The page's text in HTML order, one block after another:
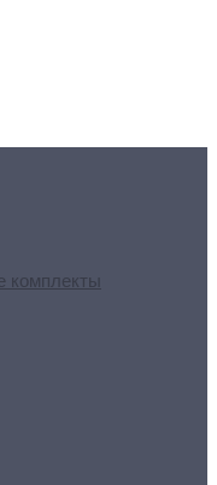
комплекты